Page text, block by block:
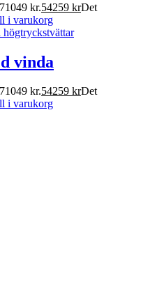
kr.54259 krDet
i varukorg
vinda
kr.54259 krDet
i varukorg